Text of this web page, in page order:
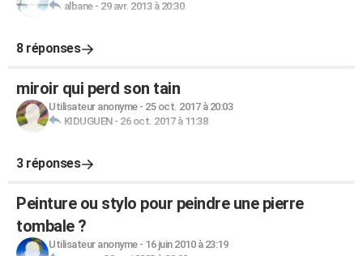
albane- 29 avr. 2013 à 20:30
8 réponses
miroir qui perd son tain
Utilisateur anonyme- 25 oct. 2017 à 20:03
KIDUGUEN- 26 oct. 2017 à 11:38
3 réponses
Peinture ou stylo pour peindre une pierre
tombale ?
Utilisateur anonyme- 16 juin 2010 à 23:19